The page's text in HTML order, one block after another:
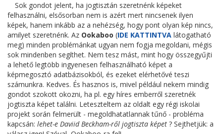
Sok gondot jelent, ha jogtisztán szeretnénk képeket
felhasználni, elsősorban nem is azért mert nincsenek ilyen
képek, hanem inkább az a nehézség, hogy pont olyan kép nincs,
amilyet szeretnénk. Az Ookaboo (IDE KATTINTVA látogatható
meg) minden problémánkat ugyan nem fogja megoldani, mégis
sok mindenben segíthet. Nem tesz mást, mint hogy összegyűjti
a lehető legtöbb ingyenesen felhasználható képet a
képmegosztó adatbázisokból, és ezeket elérhetővé teszi
számunkra. Kedves. És hasznos is, mivel például nekem mindig
gondot szokott okozni, ha pl. egy híres emberről szeretnék
jogtiszta képet találni. Leteszteltem az oldalt egy régi iskolai
projekt során felmerült - megoldhatatlannak tűnő - probléma
kapcsán: lehet-e Daviid Beckham-ről jogtiszta képet ? Sejthetjük: a